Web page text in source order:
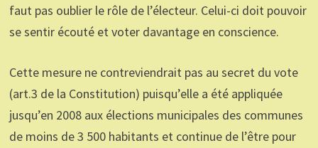
faut pas oublier le rôle de l’électeur. Celui-ci doit pouvoir
se sentir écouté et voter davantage en conscience.
Cette mesure ne contreviendrait pas au secret du vote
(art.3 de la Constitution) puisqu’elle a été appliquée
jusqu’en 2008 aux élections municipales des communes
de moins de 3 500 habitants et continue de l’être pour